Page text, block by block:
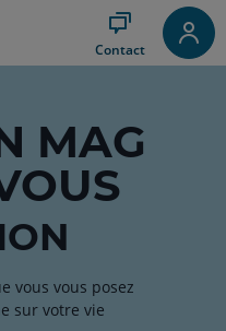
Contact
MAG
vous vous posez
sur votre vie